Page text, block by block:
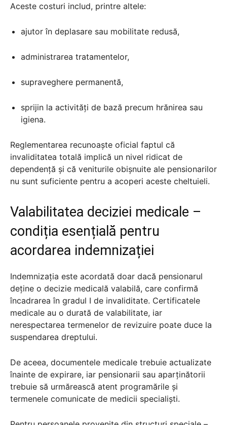
Aceste costuri includ, printre altele:
ajutor în deplasare sau mobilitate redusă,
administrarea tratamentelor,
supraveghere permanentă,
sprijin la activități de bază precum hrănirea sau
igiena.
Reglementarea recunoaște oficial faptul că
invaliditatea totală implică un nivel ridicat de
dependență și că veniturile obișnuite ale pensionarilor
nu sunt suficiente pentru a acoperi aceste cheltuieli.
Valabilitatea deciziei medicale –
condiția esențială pentru
acordarea indemnizației
Indemnizația este acordată doar dacă pensionarul
deține o decizie medicală valabilă, care confirmă
încadrarea în gradul I de invaliditate. Certificatele
medicale au o durată de valabilitate, iar
nerespectarea termenelor de revizuire poate duce la
suspendarea dreptului.
De aceea, documentele medicale trebuie actualizate
înainte de expirare, iar pensionarii sau aparținătorii
trebuie să urmărească atent programările și
termenele comunicate de medicii specialiști.